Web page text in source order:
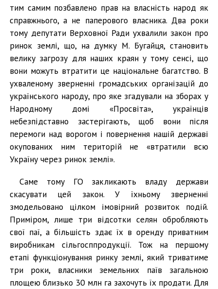
тим самим позбавлено прав на власність народ як
справжнього, а не паперового власника. Два роки
тому депутати Верховної Ради ухвалили закон про
ринок землі, що, на думку М. Бугайця, становить
велику загрозу для наших краян у тому сенсі, що
вони можуть втратити це національне багатство. В
ухваленому зверненні громадських організацій до
українського народу, про яке згадували на зборах у
Народному домі «Просвіта», українців
небезпідставно застерігають, щоб вони після
перемоги над ворогом і повернення нашій державі
окупованих ним територій не «втратили всю
Україну через ринок землі».
Саме тому ГО закликають владу держави
скасувати цей закон. У їхньому зверненні
змодельовано цілком імовірний розвиток подій.
Приміром, лише три відсотки селян обробляють
свої паї, а більшість здає їх в оренду приватним
виробникам сільгосппродукції. Тож на першому
етапі функціонування ринку землі, який триватиме
три роки, власники земельних паїв загальною
площею близько 30 млн га захочуть їх продати. Для